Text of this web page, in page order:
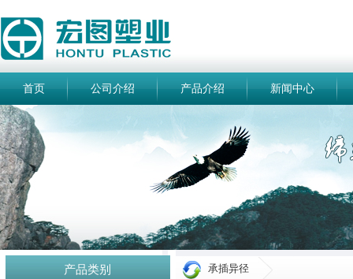
首页 公司介绍 产品介绍 新闻中心
产品类别 承插异径